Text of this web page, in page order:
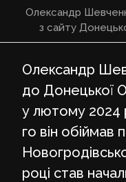
Олександр
з сайту
Олександр
до Донецької
у лютому 2024
го він обіймав
році став